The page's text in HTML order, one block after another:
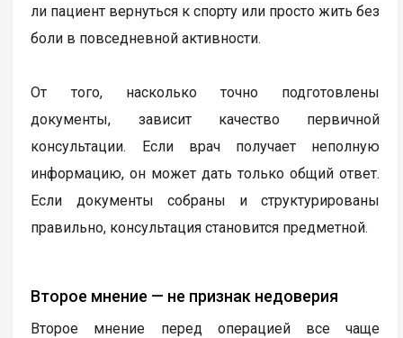
ли пациент вернуться к спорту или просто жить без
боли в повседневной активности.
От того, насколько точно подготовлены
документы, зависит качество первичной
консультации. Если врач получает неполную
информацию, он может дать только общий ответ.
Если документы собраны и структурированы
правильно, консультация становится предметной.
Второе мнение — не признак недоверия
Второе мнение перед операцией все чаще